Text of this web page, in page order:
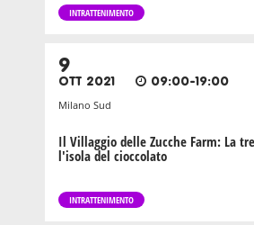
INTRATTENIMENTO
9
OTT 2021 09:00-19:00
Milano Sud
Il Villaggio delle Zucche Farm: La
l'isola del cioccolato
INTRATTENIMENTO